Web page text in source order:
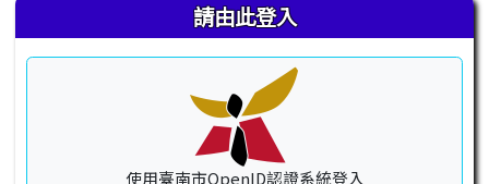
請由此登入
使用臺南市OpenID認證系統登入